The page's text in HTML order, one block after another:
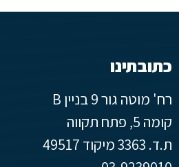
כתובתינו
רח' מוטה גור 9 בניין B
קומה 5, פתח תקווה
ת.ד. 3363 מיקוד 49517